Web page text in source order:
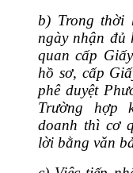
b) Trong thời
ngày nhận đủ
quan cấp
hồ sơ, cấp
phê duyệt
Trường hợp
doanh thì cơ
lời bằng văn